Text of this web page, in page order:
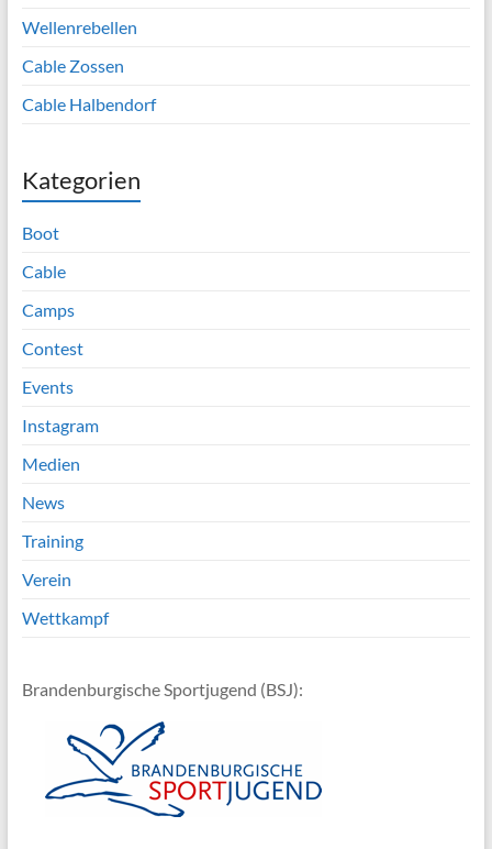
Wellenrebellen
Cable Zossen
Cable Halbendorf
Kategorien
Boot
Cable
Camps
Contest
Events
Instagram
Medien
News
Training
Verein
Wettkampf
Brandenburgische Sportjugend (BSJ):